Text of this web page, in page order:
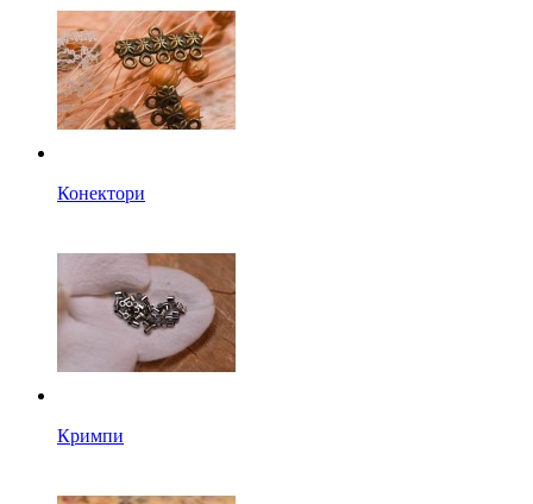
Конектори
Кримпи